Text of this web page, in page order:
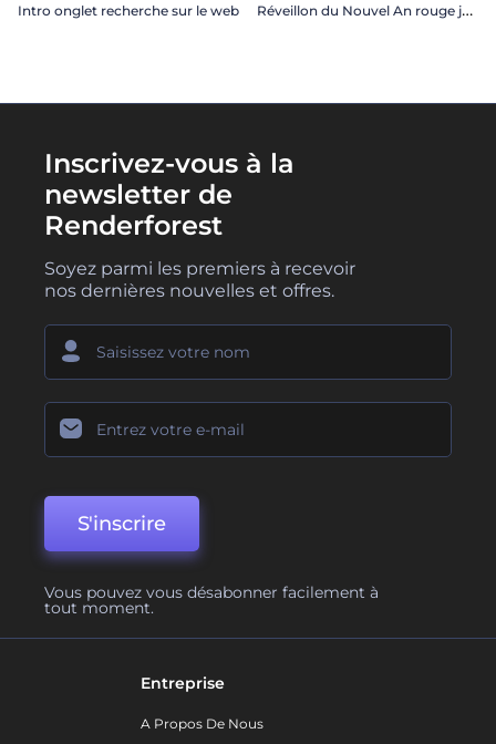
Intro onglet recherche sur le web R
éveillon du Nouvel An rouge jovial
Inscrivez-vous à la
newsletter de
Renderforest
Soyez parmi les premiers à recevoir
nos dernières nouvelles et offres.
S'inscrire
Vous pouvez vous désabonner facilement à
tout moment.
Entreprise
A Propos De Nous